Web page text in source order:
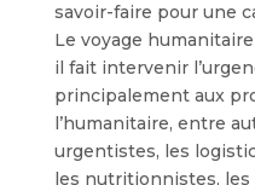
savoir-faire pour une
Le voyage
il fait intervenir
principalement aux
l’humanitaire, entre
urgentistes, les
les nutritionnistes, les